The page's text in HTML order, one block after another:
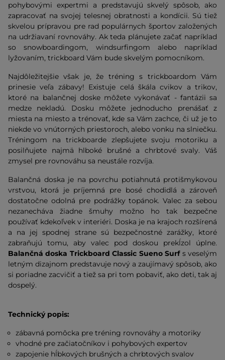
pohybovými expertmi a predstavujú skvelý spôsob, ako
zapracovať na svojej telesnej obratnosti a kondícii. Sú tiež
skvelou prípravou pre rad populárnych športov založených
na udržiavaní rovnováhy. Ak teda plánujete začať napríklad
so snowboardingom, windsurfingom alebo napríklad
lyžovaním, trickboard Vám bude skvelým pomocníkom.
Najdôležitejšie však je, že tréning s trickboardom Vám
prinesie veľa zábavy! Existuje celá škála cvikov a trikov,
ktoré na balančnej doske môžete vykonávať - fantázii sa
medze nekladú. Dosku môžete jednoducho prenášať z
miesta na miesto a trénovať, kde sa Vám zachce, či už je to
niekde vo vnútorných priestoroch, alebo vonku na slniečku.
Tréningom na trickboarde zlepšujete svoju motoriku a
posilňujete najmä hlboké brušné a chrbtové svaly. Váš
zmysel pre rovnováhu sa neustále rozvíja.
Balančná doska je na povrchu potiahnutá protišmykovou
vrstvou, ktorá je príjemná pre bosé chodidlá a zároveň
dostatočne odolná pre podrážky topánok. Valec za sebou
nezanecháva žiadne šmuhy možno ho tak bezpečne
používať kdekoľvek v interiéri. Doska je na krajoch rozšírená
a na jej spodnej strane sú bezpečnostné zarážky, ktoré
zabraňujú tomu, aby valec pod doskou prekĺzol úplne.
Balančná doska Trickboard Classic Sueno Surfs veselým
letným dizajnom predstavuje nový a zaujímavý spôsob, ako
si poriadne zacvičiť a tiež sa pri tom pobaviť, ako deti, tak aj
dospelý.
Technický popis:
zábavná pomôcka pre tréning rovnováhy a motoriky
vhodné pre začiatočníkov i pohybových expertov
zapojenie hĺbkových brušných a chrbtových svalov